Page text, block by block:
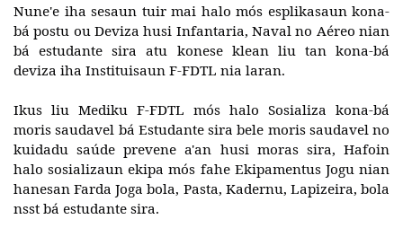
Nune'e iha sesaun tuir mai halo mós esplikasaun kona-
bá postu ou Deviza husi Infantaria, Naval no Aéreo nian
bá estudante sira atu konese klean liu tan kona-bá
deviza iha Instituisaun F-FDTL nia laran.
Ikus liu Mediku F-FDTL mós halo Sosializa kona-bá
moris saudavel bá Estudante sira bele moris saudavel no
kuidadu saúde prevene a'an husi moras sira, Hafoin
halo sosializaun ekipa mós fahe Ekipamentus Jogu nian
hanesan Farda Joga bola, Pasta, Kadernu, Lapizeira, bola
nsst bá estudante sira.